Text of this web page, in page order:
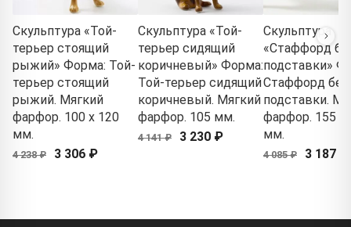
Скульптура «Той-
терьер стоящий
рыжий» Форма: Той-
терьер стоящий
рыжий. Мягкий
фарфор. 100 x 120
мм.
4 238 ₽ 3 306 ₽
Скульптура «Той-
терьер сидящий
коричневый» Форма:
Той-терьер сидящий
коричневый. Мягкий
фарфор. 105 мм.
4 141 ₽ 3 230 ₽
Скульптура
«Стаффорд
подставки»
Стаффорд без
подставки.
фарфор. 155 x
мм.
4 085 ₽ 3 187 ₽